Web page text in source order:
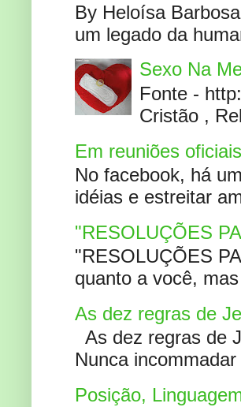
By Heloísa
um legado da
Sexo Na
Fonte -
Cristão ,
Em reuniões
No facebook, há
idéias e estreitar
"RESOLUÇÕES
"RESOLUÇÕES
quanto a você,
As dez regras de
As dez regras de
Nunca
Posição,